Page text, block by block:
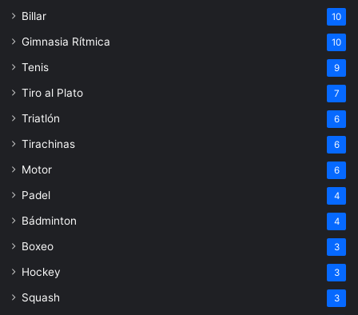
Billar 10
Gimnasia Rítmica 10
Tenis 9
Tiro al Plato 7
Triatlón 6
Tirachinas 6
Motor 6
Padel 4
Bádminton 4
Boxeo 3
Hockey 3
Squash 3